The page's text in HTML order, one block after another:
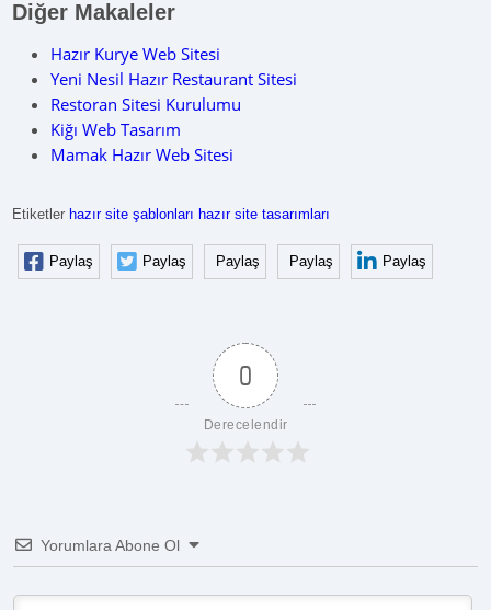
Diğer Makaleler
Hazır Kurye Web Sitesi
Yeni Nesil Hazır Restaurant Sitesi
Restoran Sitesi Kurulumu
Kiğı Web Tasarım
Mamak Hazır Web Sitesi
Etiketler hazır site şablonları hazır site tasarımları
Paylaş Paylaş Paylaş Paylaş Paylaş
0
Derecelendir
Yorumlara Abone Ol